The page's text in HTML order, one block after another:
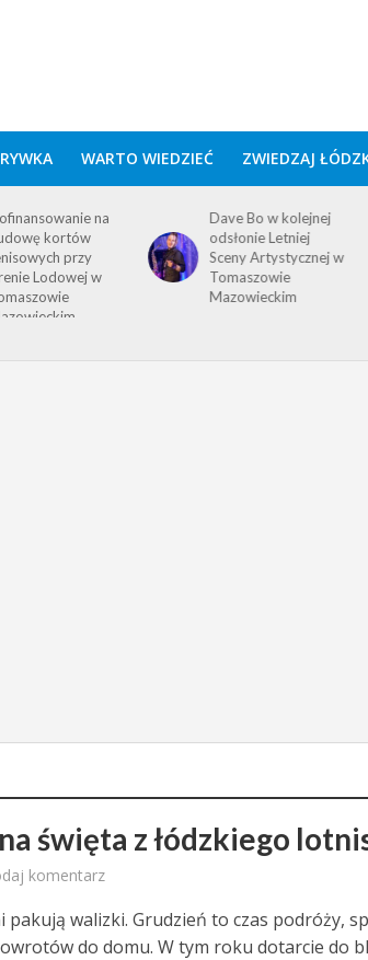
WARTO WIEDZIEĆ ZWIEDZAJ
na
kortów
przy
Lodowej w
Dave Bo w kolejnej
odsłonie Letniej
Sceny Artystycznej w
Tomaszowie
Mazowieckim
święta z łódzkiego
komentarz
pakują walizki. Grudzień to czas podróży,
do domu. W tym roku dotarcie do